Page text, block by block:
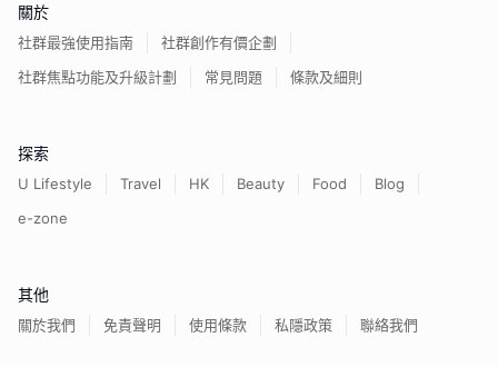
關於
社群最強使用指南
社群創作有價企劃
社群焦點功能及升級計劃
常見問題 條款及細則
探索
U Lifestyle Travel HK Beauty Food
Blog
e-zone
其他
關於我們 免責聲明 使用條款 私隱政策 聯絡我們